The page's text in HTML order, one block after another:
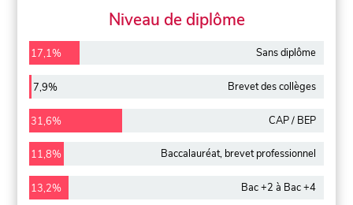
Niveau de diplôme
17,1% Sans diplôme
7,9% Brevet des collèges
31,6% CAP / BEP
11,8% Baccalauréat, brevet professionnel
13,2% Bac +2 à Bac +4